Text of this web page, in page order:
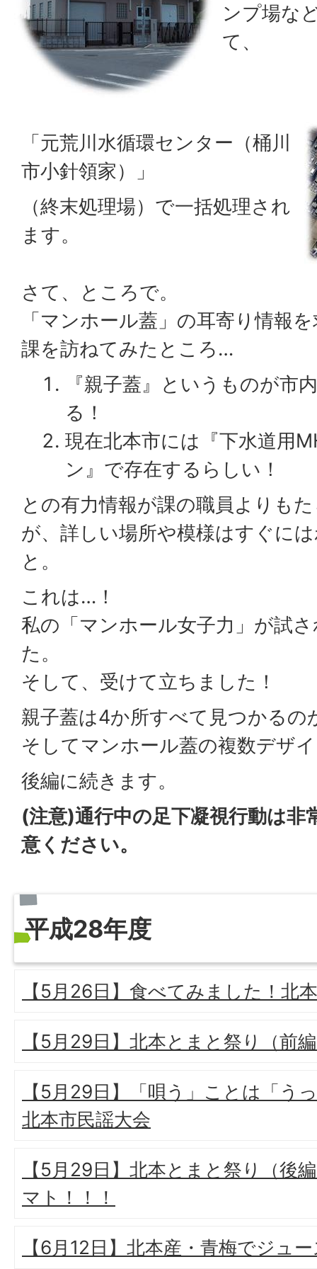
ンプ場な
て、
「元荒川水循環センター（桶川
市小針領家）」
（終末処理場）で一括処理され
ます。
さて、ところで。
「マンホール蓋」の耳寄り情報
課を訪ねてみたところ…
『親子蓋』というものが市
る！
現在北本市には『下水道用
ン』で存在するらしい！
との有力情報が課の職員よりも
が、詳しい場所や模様はすぐに
と。
これは…！
私の「マンホール女子力」が試
た。
そして、受けて立ちました！
親子蓋は4か所すべて見つかるの
そしてマンホール蓋の複数デザ
後編に続きます。
(注意)通行中の足下凝視行動は非
意ください。
平成28年度
【5月26日】食べてみました！北
【5月29日】北本とまと祭り（前
【5月29日】「唄う」ことは「う
北本市民謡大会
【5月29日】北本とまと祭り（後
マト！！！
【6月12日】北本産・青梅でジュ